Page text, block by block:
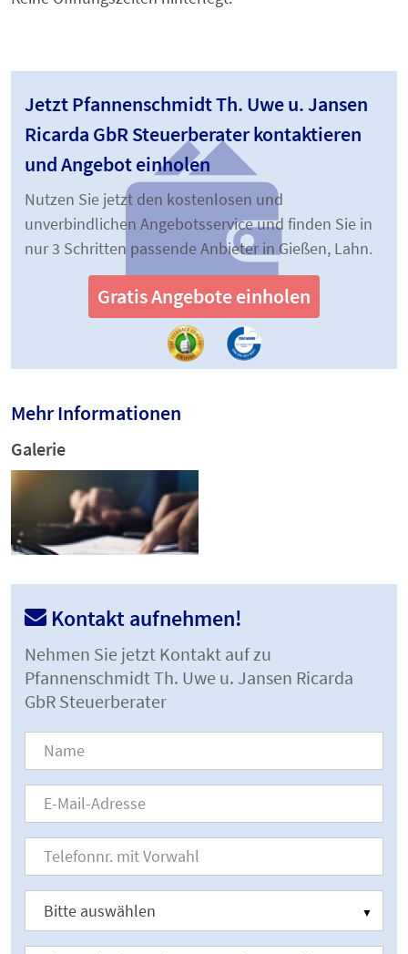
Jetzt Pfannenschmidt Th. Uwe u. Jansen
Ricarda GbR Steuerberater kontaktieren
und Angebot einholen
Nutzen Sie jetzt den kostenlosen und
unverbindlichen Angebotsservice und finden Sie in
nur 3 Schritten passende Anbieter in Gießen, Lahn.
Gratis Angebote einholen
Mehr Informationen
Galerie
Kontakt aufnehmen!
Nehmen Sie jetzt Kontakt auf zu
Pfannenschmidt Th. Uwe u. Jansen Ricarda
GbR Steuerberater